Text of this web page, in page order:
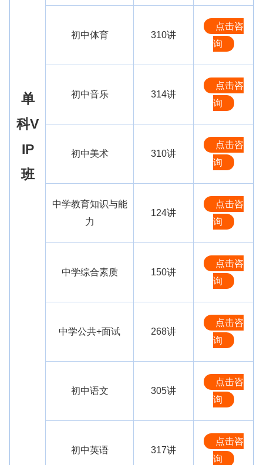
单
科V
IP
班
初中体育 310讲
点击咨
询
初中音乐 314讲
点击咨
询
初中美术 310讲
点击咨
询
中学教育知识与能
力
124讲
点击咨
询
中学综合素质 150讲
点击咨
询
中学公共+面试 268讲
点击咨
询
初中语文 305讲
点击咨
询
初中英语 317讲
点击咨
询